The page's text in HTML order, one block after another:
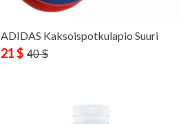
ADIDAS Kaksoispotkulapio Suuri
21 $ 40 $